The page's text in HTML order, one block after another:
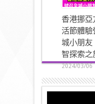
香港挪亞
活節體驗
城小朋
智探索之
2024/03/06